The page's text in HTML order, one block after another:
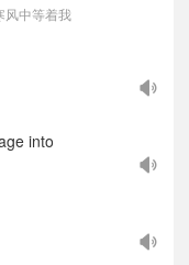
风中等着我
into